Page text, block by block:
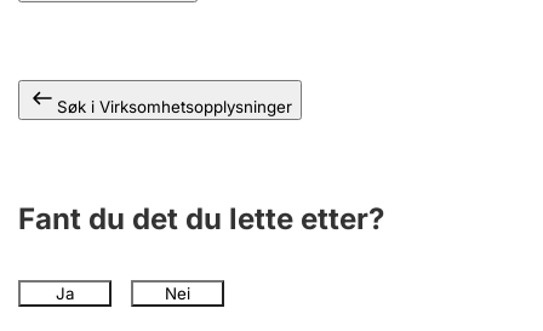
Søk i Virksomhetsopplysninger
Fant du det du lette etter?
Ja Nei